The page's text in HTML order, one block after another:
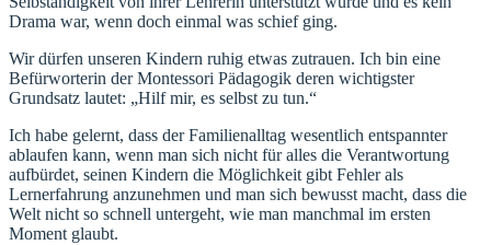
Drama war, wenn doch einmal was schief ging.
Wir dürfen unseren Kindern ruhig etwas zutrauen. Ich bin eine
Befürworterin der Montessori Pädagogik deren wichtigster
Grundsatz lautet: „Hilf mir, es selbst zu tun.“
Ich habe gelernt, dass der Familienalltag wesentlich entspannter
ablaufen kann, wenn man sich nicht für alles die Verantwortung
aufbürdet, seinen Kindern die Möglichkeit gibt Fehler als
Lernerfahrung anzunehmen und man sich bewusst macht, dass die
Welt nicht so schnell untergeht, wie man manchmal im ersten
Moment glaubt.